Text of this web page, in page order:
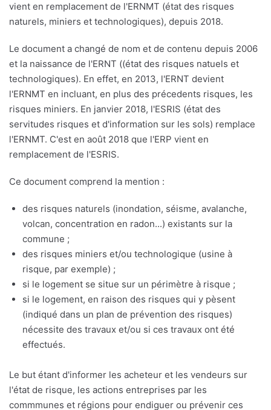
vient en remplacement de l'ERNMT (état des risques
naturels, miniers et technologiques), depuis 2018.
Le document a changé de nom et de contenu depuis 2006
et la naissance de l'ERNT ((état des risques natuels et
technologiques). En effet, en 2013, l'ERNT devient
l'ERNMT en incluant, en plus des précedents risques, les
risques miniers. En janvier 2018, l'ESRIS (état des
servitudes risques et d'information sur les sols) remplace
l'ERNMT. C'est en août 2018 que l'ERP vient en
remplacement de l'ESRIS.
Ce document comprend la mention :
des risques naturels (inondation, séisme, avalanche,
volcan, concentration en radon...) existants sur la
commune ;
des risques miniers et/ou technologique (usine à
risque, par exemple) ;
si le logement se situe sur un périmètre à risque ;
si le logement, en raison des risques qui y pèsent
(indiqué dans un plan de prévention des risques)
nécessite des travaux et/ou si ces travaux ont été
effectués.
Le but étant d'informer les acheteur et les vendeurs sur
l'état de risque, les actions entreprises par les
commmunes et régions pour endiguer ou prévenir ces